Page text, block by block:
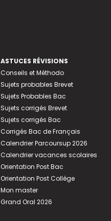
ASTUCES RÉVISIONS
Conseils et Méthodo
Sujets probables Brevet
Sujets Probables Bac
Sujets corrigés Brevet
Sujets corrigés Bac
Corrigés Bac de Français
Calendrier Parcoursup 2026
Calendrier vacances scolaires
Orientation Post Bac
Orientation Post Collège
Mon master
Grand Oral 2026